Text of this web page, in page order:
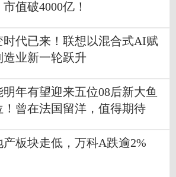
值破4000亿！
时代已来！联想以混合式AI赋
造业新一轮跃升
明年有望迎来五位08后新大鱼
！曾在法国留洋，值得期待
产板块走低，万科A跌逾2%